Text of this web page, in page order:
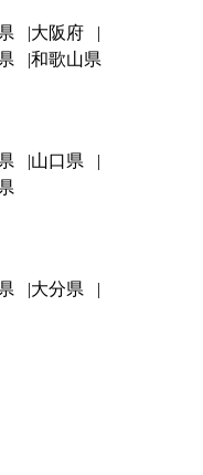
大阪府
和歌山県
山口県
大分県